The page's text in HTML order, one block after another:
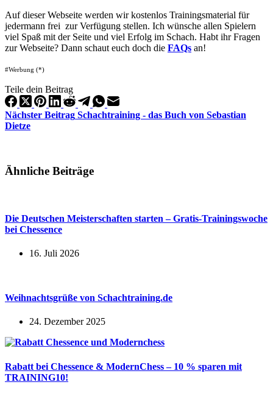
Auf dieser Webseite werden wir kostenlos Trainingsmaterial für
jedermann frei zur Verfügung stellen. Ich wünsche allen Spielern
viel Spaß mit der Seite und viel Erfolg im Schach. Habt ihr Fragen
zur Webseite? Dann schaut euch doch die FAQs an!
#Werbung (*)
Teile dein Beitrag
Nächster Beitrag Schachtraining - das Buch von Sebastian
Dietze
Ähnliche Beiträge
Die Deutschen Meisterschaften starten – Gratis-Trainingswoche
bei Chessence
16. Juli 2026
Weihnachtsgrüße von Schachtraining.de
24. Dezember 2025
Rabatt bei Chessence & ModernChess – 10 % sparen mit
TRAINING10!